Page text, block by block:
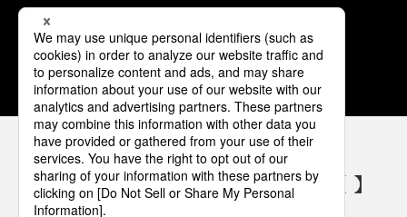
1 2 3 4 5
パナソニックの電気設備 SNSアカウント